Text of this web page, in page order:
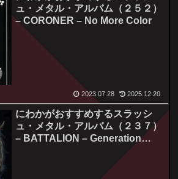
ュ・メタル・アルバム（２５２）
– CORONER – No More Color
2023.07.28 2025.12.20
にわかがおすすめするスラッシ
ュ・メタル・アルバム（２３７）
– BATTALION – Generation